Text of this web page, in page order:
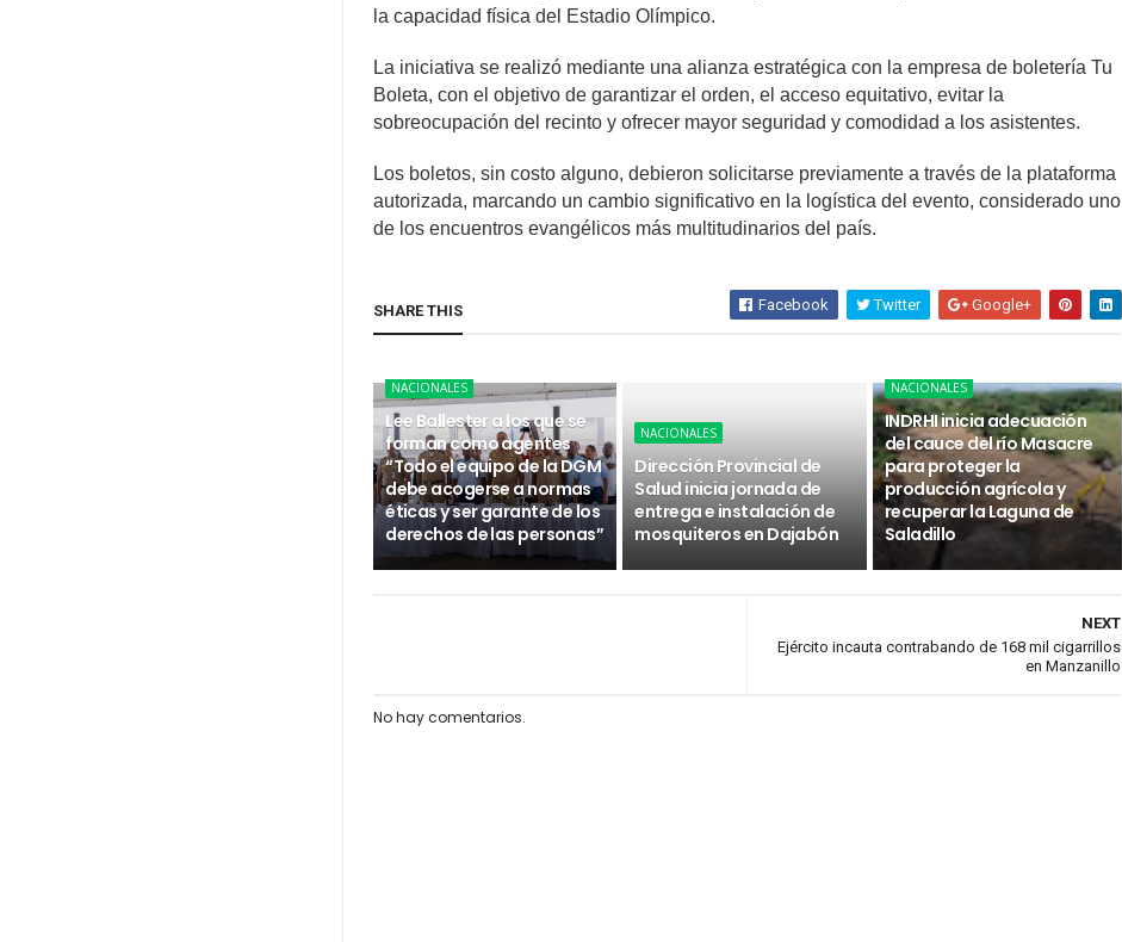
la capacidad física del Estadio Olímpico.
La iniciativa se realizó mediante una alianza estratégica con la empresa de boletería Tu
Boleta, con el objetivo de garantizar el orden, el acceso equitativo, evitar la
sobreocupación del recinto y ofrecer mayor seguridad y comodidad a los asistentes.
Los boletos, sin costo alguno, debieron solicitarse previamente a través de la plataforma
autorizada, marcando un cambio significativo en la logística del evento, considerado uno
de los encuentros evangélicos más multitudinarios del país.
SHARE THIS Facebook Twitter Google+
NACIONALES
Lee Ballester a los que se
forman como agentes
“Todo el equipo de la DGM
debe acogerse a normas
éticas y ser garante de los
derechos de las personas”
NACIONALES
Dirección Provincial de
Salud inicia jornada de
entrega e instalación de
mosquiteros en Dajabón
NACIONALES
INDRHI inicia adecuación
del cauce del río Masacre
para proteger la
producción agrícola y
recuperar la Laguna de
Saladillo
NEXT
Ejército incauta contrabando de 168 mil cigarrillos
en Manzanillo
No hay comentarios.